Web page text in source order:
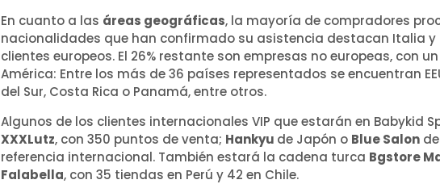
En cuanto a las áreas geográficas, la mayoría de compradores
nacionalidades que han confirmado su asistencia destacan Italia y
clientes europeos. El 26% restante son empresas no europeas, con un
América: Entre los más de 36 países representados se encuentran
del Sur, Costa Rica o Panamá, entre otros.
Algunos de los clientes internacionales VIP que estarán en Babykid
XXXLutz, con 350 puntos de venta; Hankyu de Japón o Blue Salon
referencia internacional. También estará la cadena turca Bgstore
Falabella, con 35 tiendas en Perú y 42 en Chile.